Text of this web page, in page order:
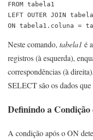
FROM tabela1
LEFT OUTER JOIN
ON tabela1.coluna =
Neste comando, tabela1 é
registros (à esquerda),
correspondências (à
SELECT são os dados
Definindo a Condição
A condição após o ON